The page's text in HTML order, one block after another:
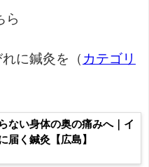
ら
に鍼灸を（ カテゴリ
ない身体の奥の痛みへ｜イ
届く鍼灸【広島】